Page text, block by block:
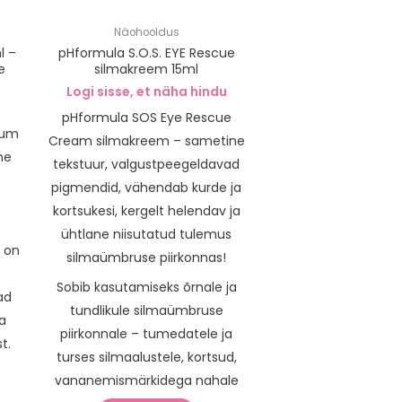
–
on
Näohooldus
pHformula S.O.S. EYE Rescue
silmakreem 15ml
Logi sisse, et näha hindu
pHformula SOS Eye Rescue
Cream silmakreem – sametine
tekstuur, valgustpeegeldavad
pigmendid, vähendab kurde ja
kortsukesi, kergelt helendav ja
ühtlane niisutatud tulemus
silmaümbruse piirkonnas!
Sobib kasutamiseks õrnale ja
tundlikule silmaümbruse
piirkonnale – tumedatele ja
turses silmaalustele, kortsud,
vananemismärkidega nahale